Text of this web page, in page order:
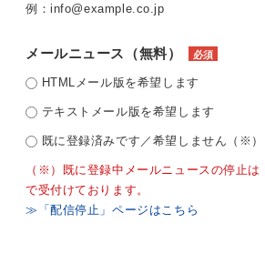
例：info@example.co.jp
メールニュース（無料） 必須
HTMLメール版を希望します
テキストメール版を希望します
既に登録済みです／希望しません（※）
（※）既に登録中メールニュースの停止は
で受付けております。
≫「配信停止」ページはこちら